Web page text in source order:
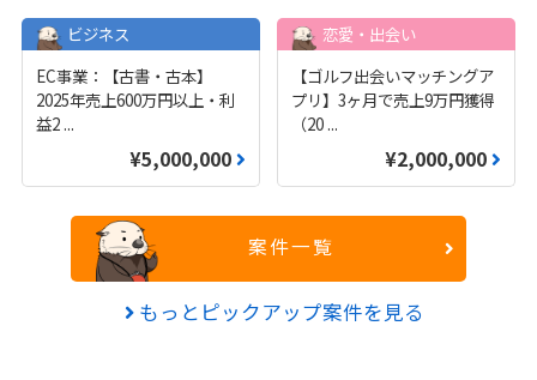
ビジネス
EC事業：【古書・古本】
2025年売上600万円以上・利
益2 ...
¥5,000,000
恋愛・出会い
【ゴルフ出会いマッチングア
プリ】3ヶ月で売上9万円獲得
（20 ...
¥2,000,000
案件一覧
もっとピックアップ案件を見る